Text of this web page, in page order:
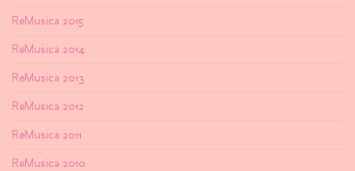
ReMusica 2015
ReMusica 2014
ReMusica 2013
ReMusica 2012
ReMusica 2011
ReMusica 2010